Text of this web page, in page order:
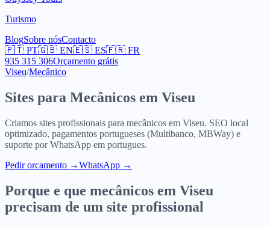
Turismo
BlogSobre nósContacto
🇵🇹 PT🇬🇧 EN🇪🇸 ES🇫🇷 FR
935 315 306Orçamento grátis
Viseu/Mecânico
Sites para Mecânicos em Viseu
Criamos sites profissionais para mecânicos em Viseu. SEO local
optimizado, pagamentos portugueses (Multibanco, MBWay) e
suporte por WhatsApp em portugues.
Pedir orcamento →WhatsApp →
Porque e que mecânicos em Viseu
precisam de um site profissional